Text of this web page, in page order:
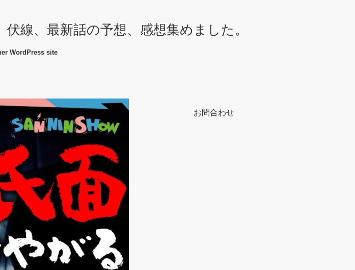
線、最新話の予想、感想集めました。
WordPress site
お問合わせ